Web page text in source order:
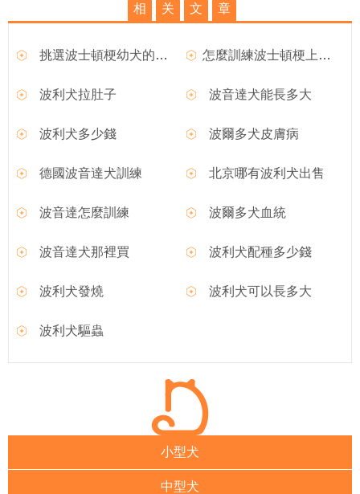
相 关 文 章
挑選波士頓梗幼犬的方法 怎麼訓練波士頓梗上廁所,怎麼訓練波士頓梗不叫
波利犬拉肚子 波音達犬能長多大
波利犬多少錢 波爾多犬皮膚病
德國波音達犬訓練 北京哪有波利犬出售
波音達怎麼訓練 波爾多犬血統
波音達犬那裡買 波利犬配種多少錢
波利犬發燒 波利犬可以長多大
波利犬驅蟲
小型犬
中型犬